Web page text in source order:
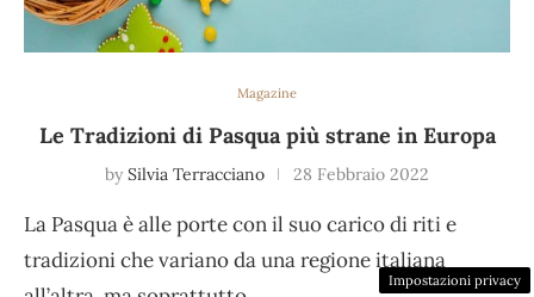
Magazine
Le Tradizioni di Pasqua più strane in Europa
by Silvia Terracciano 28 Febbraio 2022
La Pasqua è alle porte con il suo carico di riti e
tradizioni che variano da una regione italiana
Impostazioni privacy